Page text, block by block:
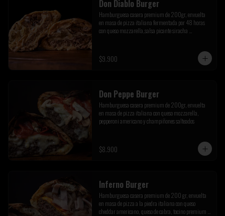
Don Diablo Burger
Hamburguesa casera premium de 200gr, envuelta
en masa de pizza italiana fermentada por 48 horas
con queso mozzarella,salsa picante siracha
$9.900
Don Peppe Burger
Hamburguesa casera premium de 200gr, envuelta
en masa de pizza italiana con queso mozzarella,
pepperoni americano y champiñones salteados
$8.900
Inferno Burger
Hamburguesa casera premium de 200 gr, envuelta
en masa de pizza a la piedra italiana con queso
cheddar americano, queso de cabra, tocino premium y